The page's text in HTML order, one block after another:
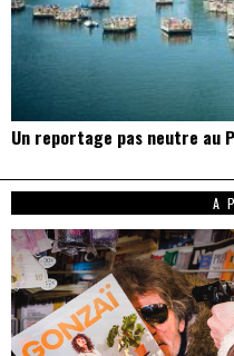
Un reportage pas neutre au
A